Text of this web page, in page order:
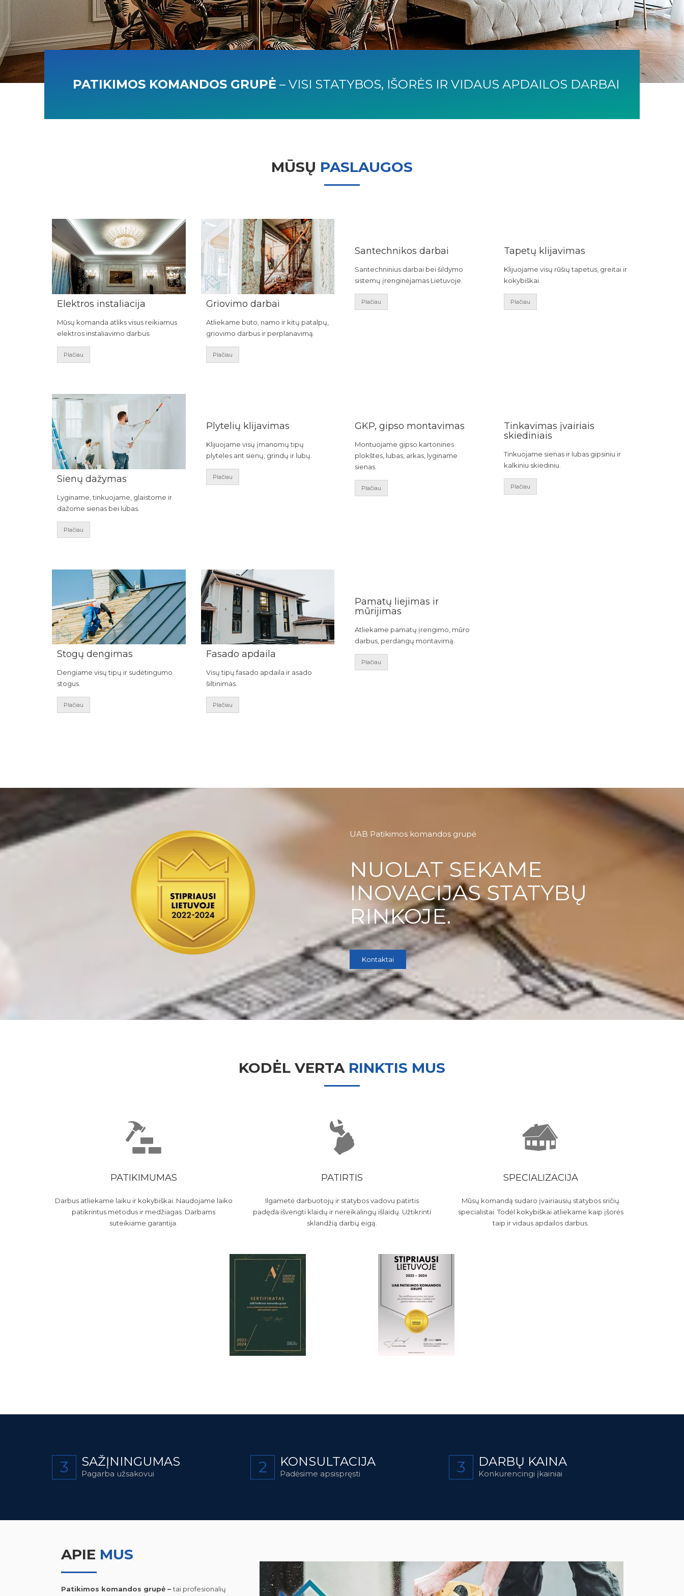
PATIKIMOS KOMANDOS GRUPĖ – VISI STATYBOS, IŠORĖS IR VIDAUS APDAILOS DARBAI
MŪSŲ PASLAUGOS
Elektros instaliacija
Mūsų komanda atliks visus reikiamus
elektros instaliavimo darbus.
Plačiau
Griovimo darbai
Atliekame buto, namo ir kitų patalpų,
griovimo darbus ir perplanavimą.
Plačiau
Santechnikos darbai
Santechninius darbai bei šildymo
sistemų įrenginėjamas Lietuvoje.
Plačiau
Tapetų klijavimas
Klijuojame visų rūšių tapetus, greitai ir
kokybiškai.
Plačiau
Sienų dažymas
Lyginame, tinkuojame, glaistome ir
dažome sienas bei lubas.
Plačiau
Plytelių klijavimas
Klijuojame visų įmanomų tipų
plyteles ant sienų, grindų ir lubų.
Plačiau
GKP, gipso montavimas
Montuojame gipso kartonines
plokštes, lubas, arkas, lyginame
sienas.
Plačiau
Tinkavimas įvairiais
skiediniais
Tinkuojame sienas ir lubas gipsiniu ir
kalkiniu skiediniu.
Plačiau
Stogų dengimas
Dengiame visų tipų ir sudėtingumo
stogus.
Plačiau
Fasado apdaila
Visų tipų fasado apdaila ir asado
šiltinimas.
Plačiau
Pamatų liejimas ir
mūrijimas
Atliekame pamatų įrengimo, mūro
darbus, perdangų montavimą.
Plačiau
UAB Patikimos komandos grupė
NUOLAT SEKAME
INOVACIJAS STATYBŲ
RINKOJE.
Kontaktai
KODĖL VERTA RINKTIS MUS
PATIKIMUMAS
Darbus atliekame laiku ir kokybiškai. Naudojame laiko
patikrintus metodus ir medžiagas. Darbams
suteikiame garantija.
PATIRTIS
Ilgametė darbuotojų ir statybos vadovu patirtis
padęda išvengti klaidų ir nereikalingų išlaidų. Užtikrinti
sklandžią darbų eigą.
SPECIALIZACIJA
Mūsų komandą sudaro įvairiausių statybos sričių
specialistai. Todėl kokybiškai atliekame kaip įšorės
taip ir vidaus apdailos darbus.
3 SAŽĮNINGUMAS
Pagarba užsakovui 2 KONSULTACIJA
Padėsime apsispręsti 3 DARBŲ KAINA
Konkurencingi įkainiai
APIE MUS
Patikimos komandos grupė –tai profesionalių